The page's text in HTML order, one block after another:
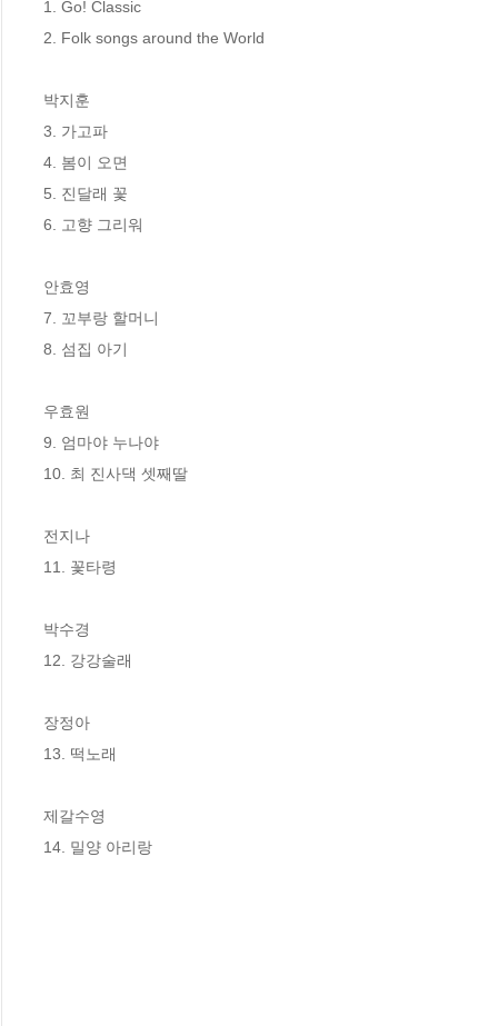
1. Go! Classic
2. Folk songs around the World
박지훈
3. 가고파
4. 봄이 오면
5. 진달래 꽃
6. 고향 그리워
안효영
7. 꼬부랑 할머니
8. 섬집 아기
우효원
9. 엄마야 누나야
10. 최 진사댁 셋째딸
전지나
11. 꽃타령
박수경
12. 강강술래
장정아
13. 떡노래
제갈수영
14. 밀양 아리랑